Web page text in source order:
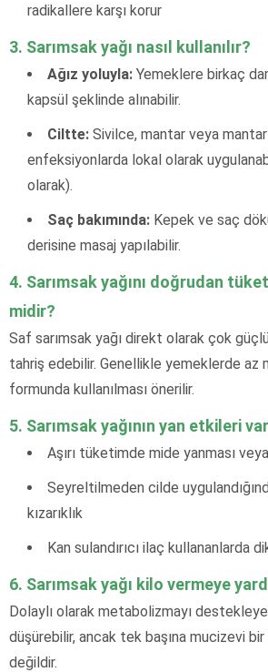
radikallere karşı korur
3. Sarımsak yağı nasıl kullanılır?
Ağız yoluyla: Yemeklere birkaç
kapsül şeklinde alınabilir.
Ciltte: Sivilce, mantar veya mantar
enfeksiyonlarda lokal olarak
olarak).
Saç bakımında: Kepek ve saç
derisine masaj yapılabilir.
4. Sarımsak yağını doğrudan
midir?
Saf sarımsak yağı direkt olarak çok
tahriş edebilir. Genellikle yemeklerde az
formunda kullanılması önerilir.
5. Sarımsak yağının yan etkileri var
Aşırı tüketimde mide yanması veya
Seyreltilmeden cilde
kızarıklık
Kan sulandırıcı ilaç kullananlarda
6. Sarımsak yağı kilo vermeye
Dolaylı olarak metabolizmayı
düşürebilir, ancak tek başına mucizevi bir
değildir.